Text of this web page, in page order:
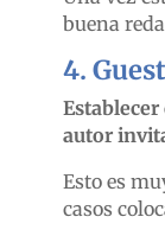
buena
4.
autor
Esto es
casos